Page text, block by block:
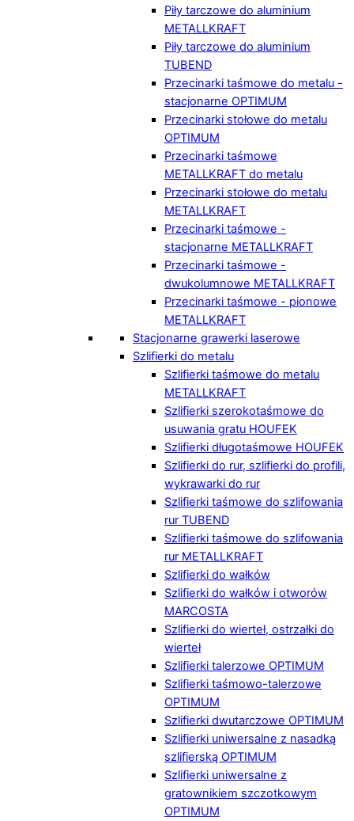
Piły tarczowe do aluminium
METALLKRAFT
Piły tarczowe do aluminium
TUBEND
Przecinarki taśmowe do metalu -
stacjonarne OPTIMUM
Przecinarki stołowe do metalu
OPTIMUM
Przecinarki taśmowe
METALLKRAFT do metalu
Przecinarki stołowe do metalu
METALLKRAFT
Przecinarki taśmowe -
stacjonarne METALLKRAFT
Przecinarki taśmowe -
dwukolumnowe METALLKRAFT
Przecinarki taśmowe - pionowe
METALLKRAFT
Stacjonarne grawerki laserowe
Szlifierki do metalu
Szlifierki taśmowe do metalu
METALLKRAFT
Szlifierki szerokotaśmowe do
usuwania gratu HOUFEK
Szlifierki długotaśmowe HOUFEK
Szlifierki do rur, szlifierki do profili,
wykrawarki do rur
Szlifierki taśmowe do szlifowania
rur TUBEND
Szlifierki taśmowe do szlifowania
rur METALLKRAFT
Szlifierki do wałków
Szlifierki do wałków i otworów
MARCOSTA
Szlifierki do wierteł, ostrzałki do
wierteł
Szlifierki talerzowe OPTIMUM
Szlifierki taśmowo-talerzowe
OPTIMUM
Szlifierki dwutarczowe OPTIMUM
Szlifierki uniwersalne z nasadką
szlifierską OPTIMUM
Szlifierki uniwersalne z
gratownikiem szczotkowym
OPTIMUM